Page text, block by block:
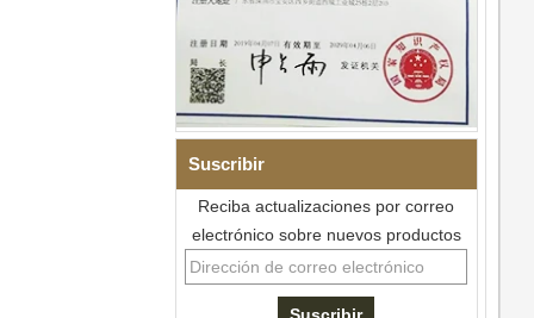
Suscribir
Reciba actualizaciones por correo
electrónico sobre nuevos productos
Pulsera de eslabones I de
acero inoxidable 304 de
cerámica con circonita negra
para hombre, cierre
desplegable de doble